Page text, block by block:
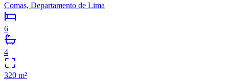
Comas, Departamento de Lima
6
4
320 m²